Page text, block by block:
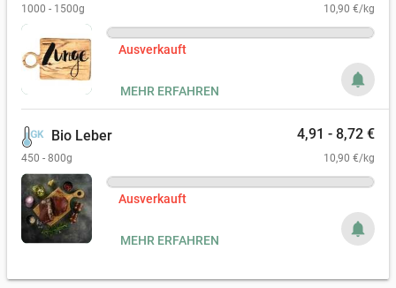
1000 - 1500g 10,90 €/kg
Ausverkauft
notifications
MEHR ERFAHREN
Bio Leber 4,91 - 8,72 €
450 - 800g 10,90 €/kg
Ausverkauft
notifications
MEHR ERFAHREN